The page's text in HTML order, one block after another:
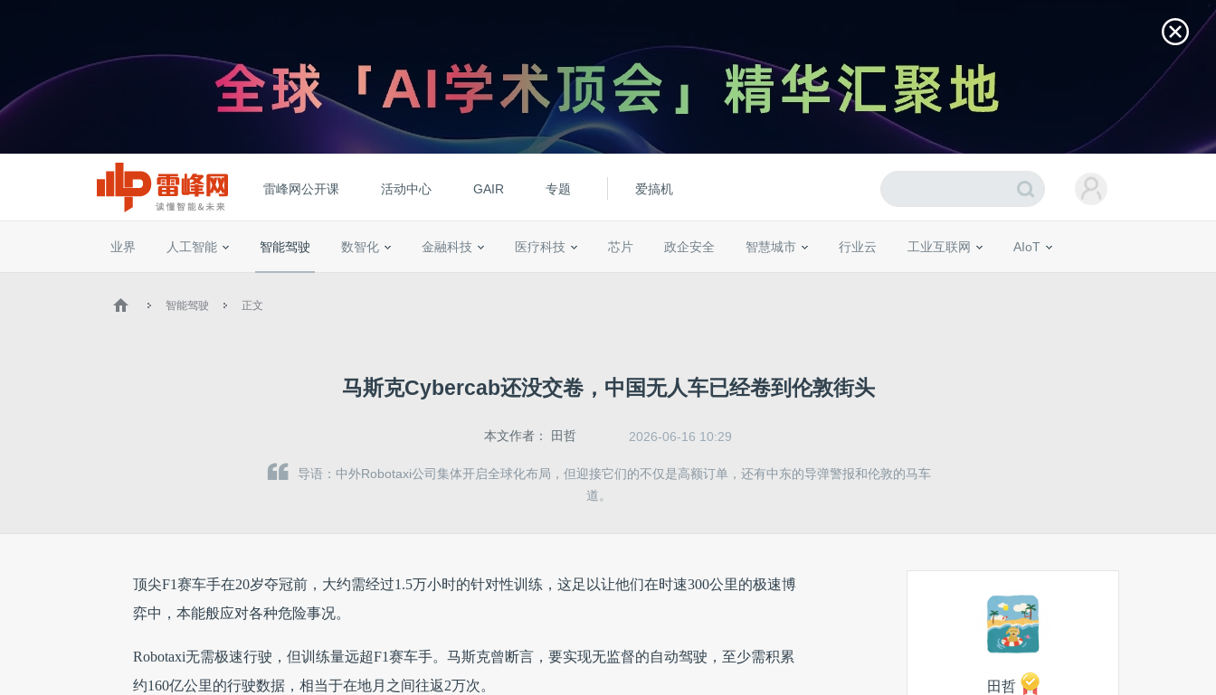
雷峰网公开课 活动中心 GAIR 专题 爱搞机
业界 人工智能 智能驾驶 数智化 金融科技 医疗科技 芯片 政企安全 智慧城市 行业云 工业互联网 AIoT
智能驾驶 正文
马斯克Cybercab还没交卷，中国无人车已经卷到伦敦街头
本文作者： 田哲 2026-06-16 10:29
导语：中外Robotaxi公司集体开启全球化布局，但迎接它们的不仅是高额订单，还有中东的导弹警报和伦敦的马车
道。
顶尖F1赛车手在20岁夺冠前，大约需经过1.5万小时的针对性训练，这足以让他们在时速300公里的极速博
弈中，本能般应对各种危险事况。
Robotaxi无需极速行驶，但训练量远超F1赛车手。马斯克曾断言，要实现无监督的自动驾驶，至少需积累
约160亿公里的行驶数据，相当于在地月之间往返2万次。
田哲